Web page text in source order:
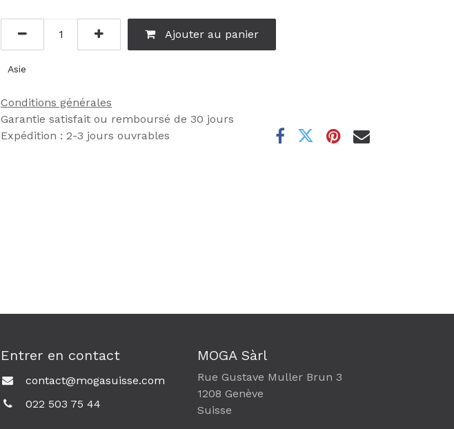
Ajouter au panier
Asie
Conditions générales
Garantie satisfait ou remboursé de 30 jours
Expédition : 2-3 jours ouvrables
Entrer en contact
contact@mogasuisse.com​
022 503 75 44
MOGA Sàrl
Rue Gustave Muller Brun 3
1208 Genève
Suisse